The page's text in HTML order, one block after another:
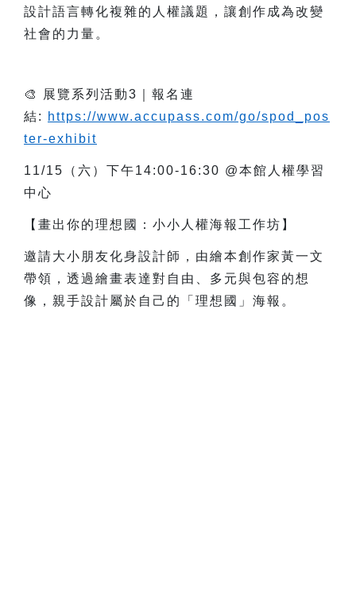
設計語言轉化複雜的人權議題，讓創作成為改變
社會的力量。
🎨
展覽系列活動3｜報名連
結:
https://www.accupass.com/go/spod_pos
ter-exhibit
11/15
（六）下午14:00-16:30 @本館人權學習
中心
【畫出你的理想國：小小人權海報工作坊】
邀請大小朋友化身設計師，由繪本創作家黃一文
帶領，透過繪畫表達對自由、多元與包容的想
像，親手設計屬於自己的「理想國」海報。